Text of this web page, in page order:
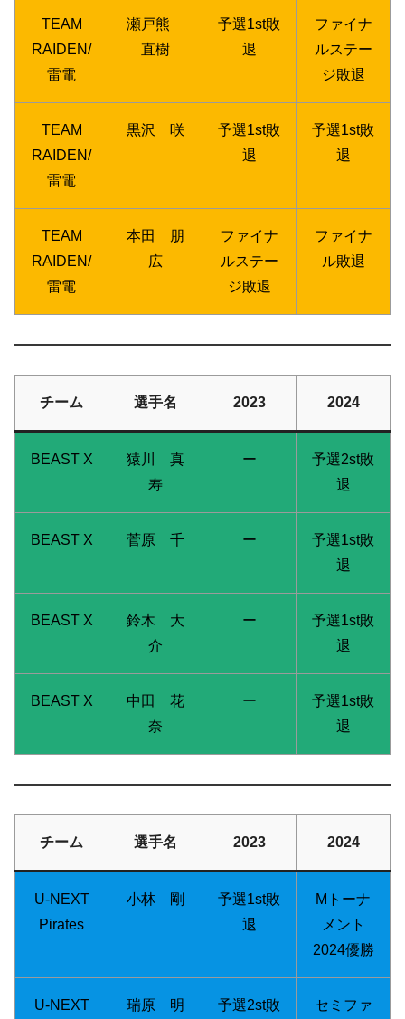
TEAM
RAIDEN/
雷電
瀬戸熊
直樹
予選1st敗
退
ファイナ
ルステー
ジ敗退
TEAM
RAIDEN/
雷電
黒沢 咲
予選1st敗
退
予選1st敗
退
TEAM
RAIDEN/
雷電
本田 朋
広
ファイナ
ルステー
ジ敗退
ファイナ
ル敗退
チーム 選手名 2023 2024
BEAST X
猿川 真
寿
ー
予選2st敗
退
BEAST X 菅原 千 ー
予選1st敗
退
BEAST X
鈴木 大
介
ー
予選1st敗
退
BEAST X
中田 花
奈
ー
予選1st敗
退
チーム 選手名 2023 2024
U-NEXT
Pirates
小林 剛
予選1st敗
退
Mトーナ
メント
2024優勝
U-NEXT
瑞原 明
予選2st敗
セミファ